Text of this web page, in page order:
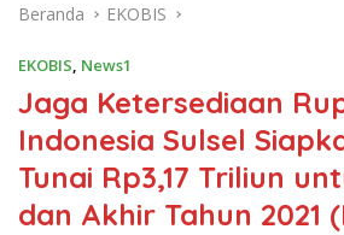
Beranda EKOBIS
EKOBIS, News1
Jaga Ketersediaan
Indonesia Sulsel
Tunai Rp3,17 Triliun
dan Akhir Tahun 2021